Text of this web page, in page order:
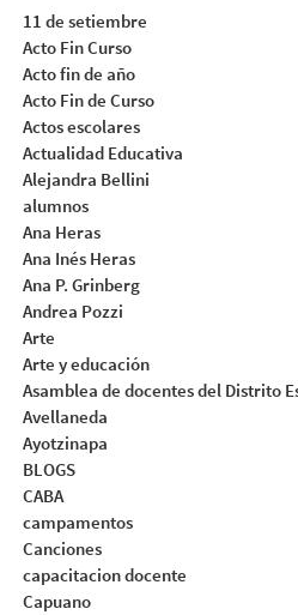
11 de setiembre
Acto Fin Curso
Acto fin de año
Acto Fin de Curso
Actos escolares
Actualidad Educativa
Alejandra Bellini
alumnos
Ana Heras
Ana Inés Heras
Ana P. Grinberg
Andrea Pozzi
Arte
Arte y educación
Asamblea de docentes del Distrito
Avellaneda
Ayotzinapa
BLOGS
CABA
campamentos
Canciones
capacitacion docente
Capuano